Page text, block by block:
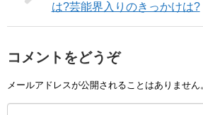
は?芸能界入りのきっかけは?
コメントをどうぞ
メールアドレスが公開されることはありません